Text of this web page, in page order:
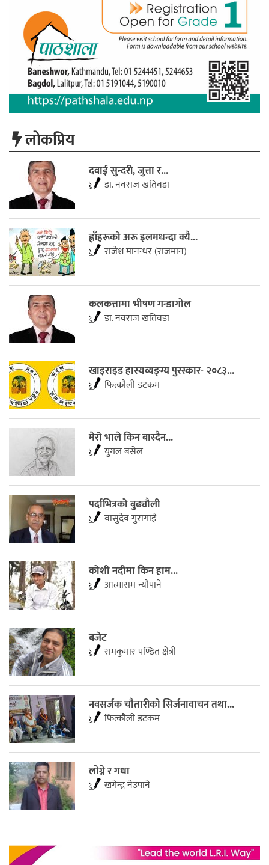
लाेकप्रिय
दवाई सुन्दरी, जुत्ता र...
डा. नवराज खतिवडा
ह्वाँहरूकाे अरू इलमधन्दा क्यै...
राजेश मानन्धर (राजमान)
कलकत्तामा भीषण गन्डागोल
डा. नवराज खतिवडा
खाइराइड हास्यव्यङ्ग्य पुरस्कार- २०८३...
फित्काैली डटकम
मेरो भाले किन बास्दैन...
युगल बसेल
पर्दाभित्रको बुढ्यौली
वासुदेव गुरागाईं
कोशी नदीमा किन हाम...
आत्माराम न्यौपाने
बजेट
रामकुमार पण्डित क्षेत्री
नवसर्जक चाैतारीकाे सिर्जनावाचन तथा...
फित्काैली डटकम
लाेग्ने र गधा
खगेन्द्र नेउपाने